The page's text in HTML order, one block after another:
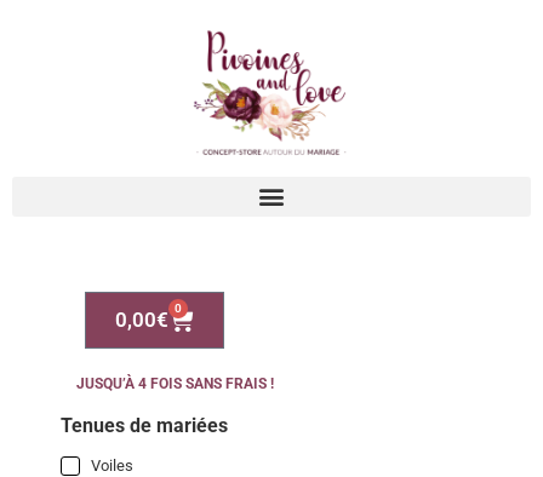
0,00€ 0
JUSQU’À 4 FOIS SANS FRAIS !
Tenues de mariées
Voiles